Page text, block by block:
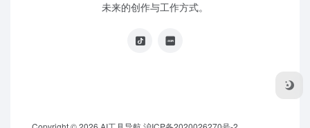
未来的创作与工作方式。